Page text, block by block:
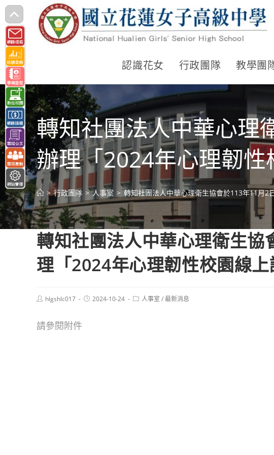
跳
轉
至
主
要
內
容
認識花女 行政團隊 教學團
轉知社團法人中華心理
辦理「2024年心理韌
> 行政團隊 > 人事室 > 轉知社團法人中華心理衛生協會於113年11月2
轉知社團法人中華心理衛生
理「2024年心理韌性校園線上
Posthlgshlc017
Post2024-10-24
Post人事室 /最新消息
請參閱附件